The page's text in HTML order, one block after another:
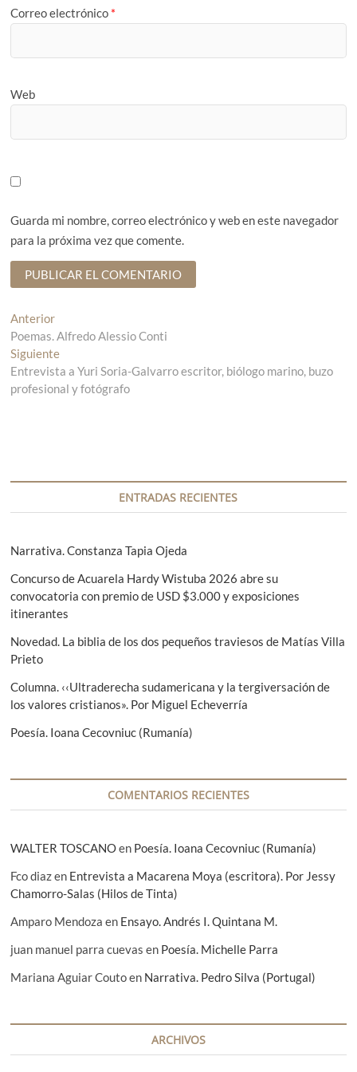
Correo electrónico *
Web
Guarda mi nombre, correo electrónico y web en este navegador
para la próxima vez que comente.
N
a
v
e
c
n
d
e
n
t
r
a
a
s
Anterior
n
t
r
a
r
o
:
Poemas. Alfredo Alessio Conti
Siguiente
n
t
g
i
n
t
e
:
Entrevista a Yuri Soria-Galvarro escritor, biólogo marino, buzo
profesional y fotógrafo
ENTRADAS RECIENTES
Narrativa. Constanza Tapia Ojeda
Concurso de Acuarela Hardy Wistuba 2026 abre su
convocatoria con premio de USD $3.000 y exposiciones
itinerantes
Novedad. La biblia de los dos pequeños traviesos de Matías Villa
Prieto
Columna. ‹‹Ultraderecha sudamericana y la tergiversación de
los valores cristianos». Por Miguel Echeverría
Poesía. Ioana Cecovniuc (Rumanía)
COMENTARIOS RECIENTES
WALTER TOSCANOen Poesía. Ioana Cecovniuc (Rumanía)
Fco diazen Entrevista a Macarena Moya (escritora). Por Jessy
Chamorro-Salas (Hilos de Tinta)
Amparo Mendoza en Ensayo. Andrés I. Quintana M.
juan manuel parra cuevas en Poesía. Michelle Parra
Mariana Aguiar Coutoen Narrativa. Pedro Silva (Portugal)
ARCHIVOS